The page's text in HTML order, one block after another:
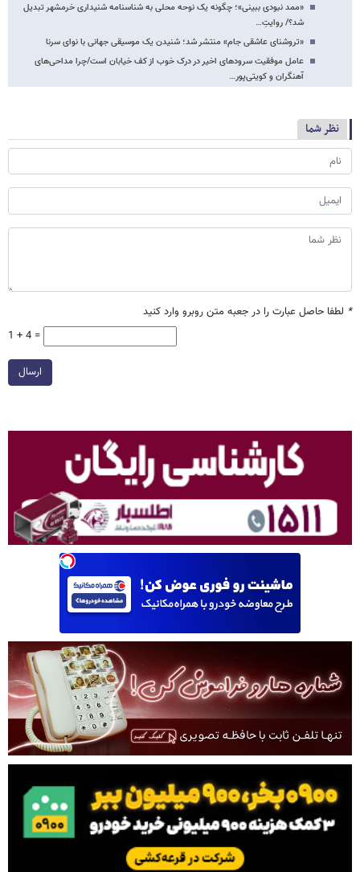
«ممد نبودی ببینی»؛ چگونه یک نوحه محلی به شناسنامه شنیداری خرمشهر تبدیل
شد؟/ روایتِ…
«تروشنای عاشقی جام» منتشر شد؛ شنیدن یک موسیقی جهانی با نوای سرنا
عامل موفقیت سرودهای اخیر در درک خوب از کف خیابان است/چرا مداحی‌های
آهنگران و کویتی‌پور…
نظر شما
* لطفا حاصل عبارت را در جعبه متن روبرو وارد کنید
1 + 4 =
ارسال